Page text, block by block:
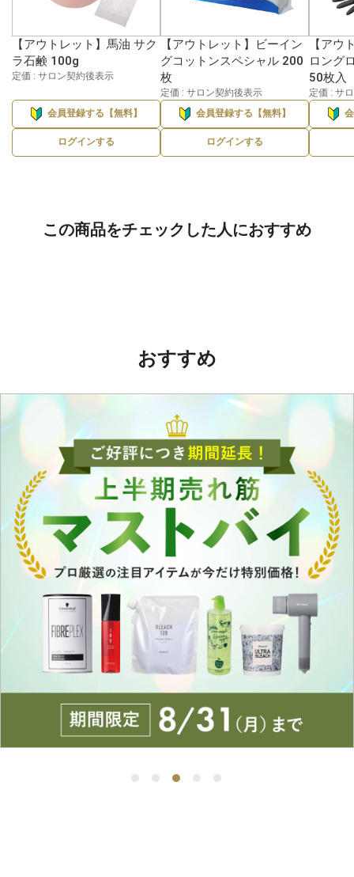
【アウトレット】馬油 サク
ラ石鹸 100g
定価 : サロン契約後表示
会員登録する【無料】
ログインする
【アウトレット】ビーイン
グコットンスペシャル 200
枚
定価 : サロン契約後表示
会員登録する【無料】
ログインする
【アウ
ロング
50枚入
定価 : サ
この商品をチェックした人におすすめ
おすすめ